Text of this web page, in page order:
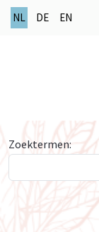
NL DE EN
Zoekformulier
Zoektermen: